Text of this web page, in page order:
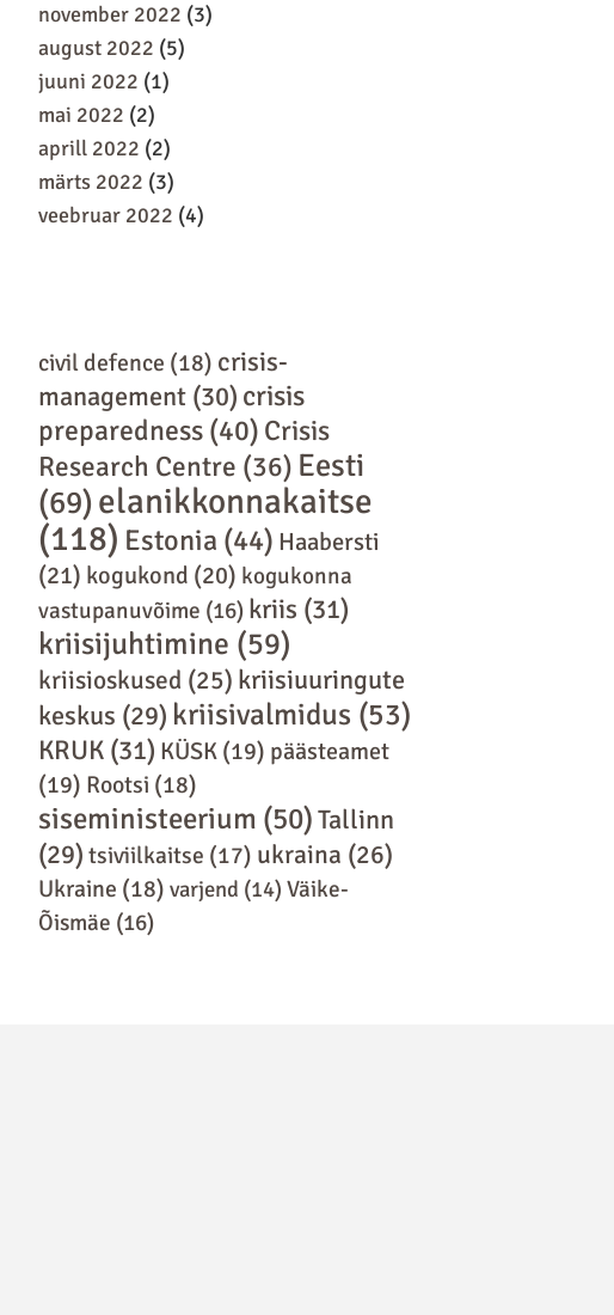
november 2022 (3)
august 2022 (5)
juuni 2022 (1)
mai 2022 (2)
aprill 2022 (2)
märts 2022 (3)
veebruar 2022 (4)
civil defence (18) crisis-
management(30) crisis
preparedness(40) Crisis
Research Centre (36) Eesti
(69)elanikkonnakaitse
(118) Estonia (44) Haabersti
(21) kogukond (20) kogukonna
vastupanuvõime (16) kriis (31)
kriisijuhtimine (59)
kriisioskused (25) kriisiuuringute
keskus (29) kriisivalmidus (53)
KRUK(31) KÜSK(19) päästeamet
(19) Rootsi (18)
siseministeerium (50)Tallinn
(29) tsiviilkaitse (17) ukraina (26)
Ukraine (18) varjend (14) Väike-
Õismäe (16)